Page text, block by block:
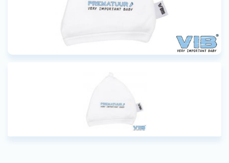
VIB®-Dealer worden